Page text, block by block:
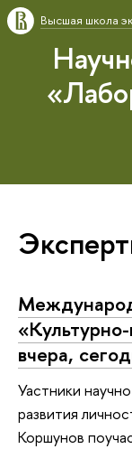
Высшая школа
вчера,
Уастники
развития
Коршунов